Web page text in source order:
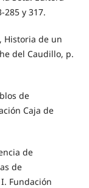
y 317.
Historia de un
del Caudillo, p.
de
Caja de
de
de
Fundación